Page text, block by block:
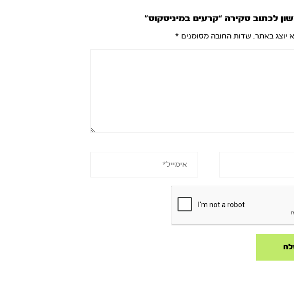
לכתוב סקירה “קרעים במיניסקוס”
יוצג באתר. שדות החובה מסומנים *